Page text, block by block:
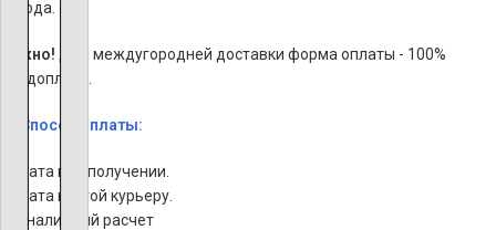
города.
Важно!
Для междугородней доставки форма оплаты - 100%
предоплата.
Способ оплаты:
Оплата при получении.
Оплата картой курьеру.
Безналичный расчет